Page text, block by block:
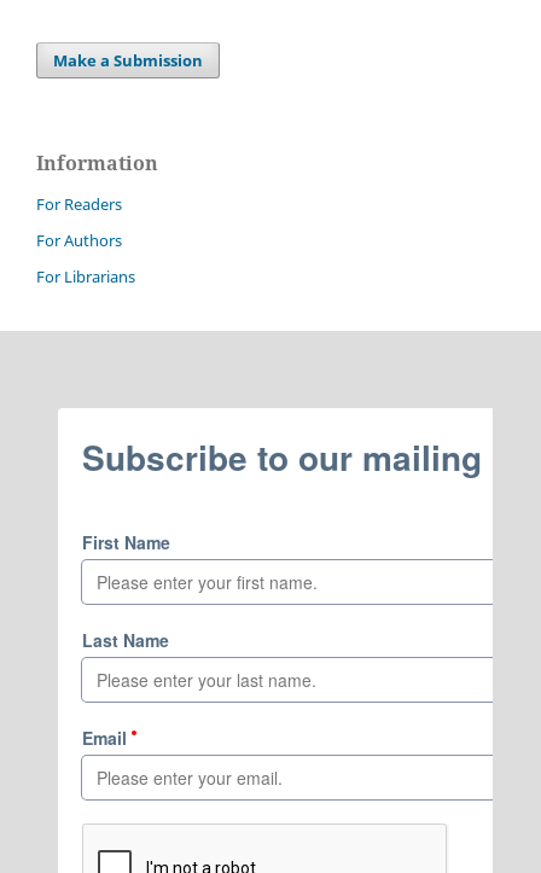
Make a Submission
Information
For Readers
For Authors
For Librarians